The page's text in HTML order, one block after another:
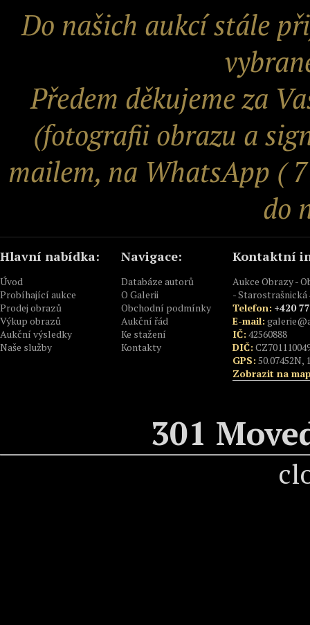
Do našich aukcí stále
Předem děkujeme za
(fotografii obrazu a
mailem, na WhatsApp (
do
Hlavní nabídka:
Úvod
Probíhající aukce
Prodej obrazů
Výkup obrazů
Aukční výsledky
Naše služby
Navigace:
Databáze autorů
O Galerii
Obchodní podmínky
Aukční řád
Ke stažení
Kontakty
Kontaktní
Aukce Obrazy -
- Starostrašnická
Telefon: +420
E-mail:
IČ: 42560888
DIČ:
GPS: 50.07452N,
Zobrazit na
301